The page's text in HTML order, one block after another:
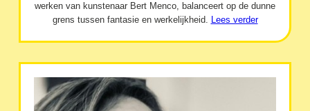
werken van kunstenaar Bert Menco, balanceert op de dunne
grens tussen fantasie en werkelijkheid. Lees verder